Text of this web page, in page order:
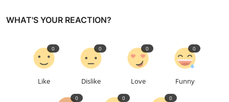
WHAT'S YOUR REACTION?
Like
0
Dislike
0
Love
0
Funny
0
0 0 0